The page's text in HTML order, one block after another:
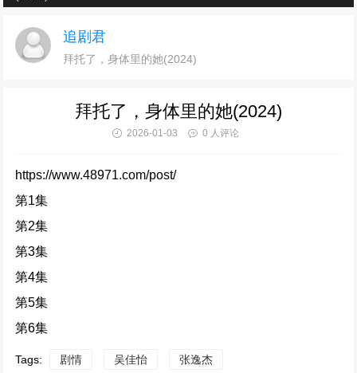
城中之城 (2024)
电视剧《潜伏者》1-40集全集免费在线观看下载
310551次播放
追剧君
拜托了，身体里的她(2024)
拜托了，身体里的她(2024)
2026-01-03 0 人评论
https://www.48971.com/post/
第1集
第2集
第3集
第4集
第5集
第6集
Tags: 剧情 吴佳怡 张逸杰